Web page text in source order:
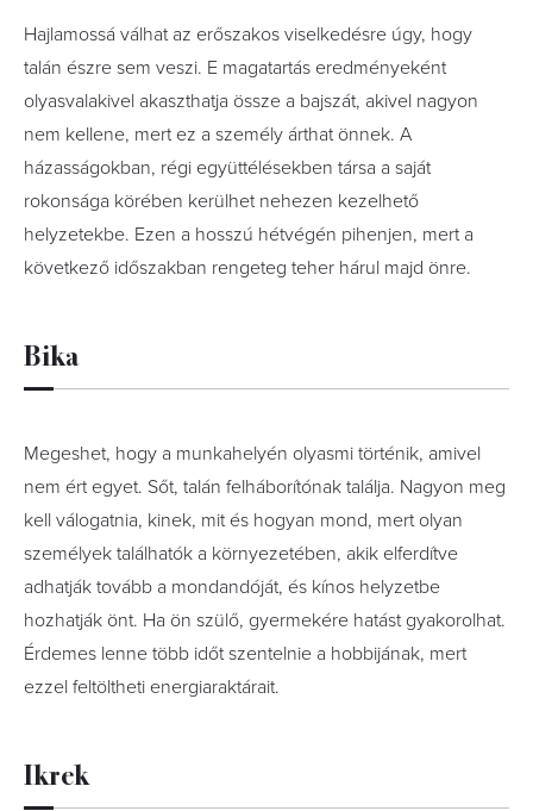
Hajlamossá válhat az erőszakos viselkedésre úgy, hogy
talán észre sem veszi. E magatartás eredményeként
olyasvalakivel akaszthatja össze a bajszát, akivel nagyon
nem kellene, mert ez a személy árthat önnek. A
házasságokban, régi együttélésekben társa a saját
rokonsága körében kerülhet nehezen kezelhető
helyzetekbe. Ezen a hosszú hétvégén pihenjen, mert a
következő időszakban rengeteg teher hárul majd önre.
Bika
Megeshet, hogy a munkahelyén olyasmi történik, amivel
nem ért egyet. Sőt, talán felháborítónak találja. Nagyon meg
kell válogatnia, kinek, mit és hogyan mond, mert olyan
személyek találhatók a környezetében, akik elferdítve
adhatják tovább a mondandóját, és kínos helyzetbe
hozhatják önt. Ha ön szülő, gyermekére hatást gyakorolhat.
Érdemes lenne több időt szentelnie a hobbijának, mert
ezzel feltöltheti energiaraktárait.
Ikrek